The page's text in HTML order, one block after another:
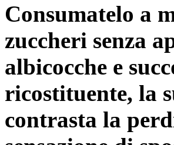
Consumatelo a
zuccheri senza
albicocche e
ricostituente, la
contrasta la